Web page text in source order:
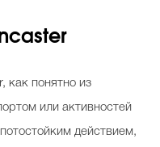
как понятно из
или активностей
действием,